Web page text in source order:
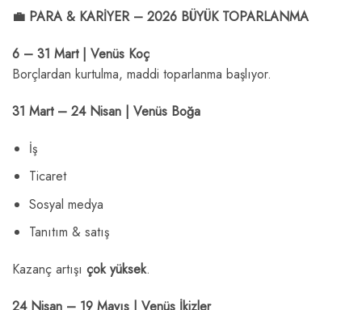
💼 PARA & KARİYER – 2026 BÜYÜK TOPARLANMA
6 – 31 Mart | Venüs Koç
Borçlardan kurtulma, maddi toparlanma başlıyor.
31 Mart – 24 Nisan | Venüs Boğa
İş
Ticaret
Sosyal medya
Tanıtım & satış
Kazanç artışı çok yüksek.